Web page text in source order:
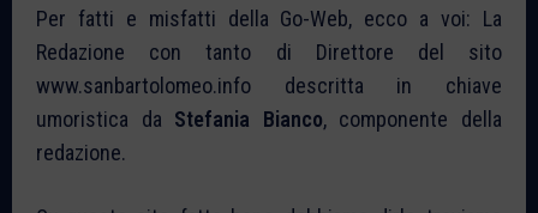
Per fatti e misfatti della Go-Web, ecco a voi: La
Redazione con tanto di Direttore del sito
www.sanbartolomeo.info descritta in chiave
umoristica da Stefania Bianco, componente della
redazione.